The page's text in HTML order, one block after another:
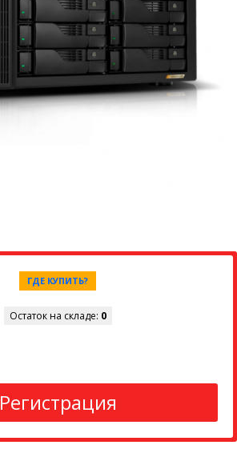
ГДЕ КУПИТЬ?
Остаток на складе: 0
Регистрация